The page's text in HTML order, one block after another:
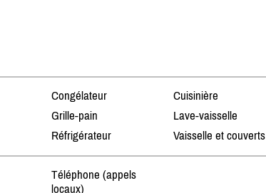
Congélateur
Cuisinière
Grille-pain
Lave-vaisselle
Réfrigérateur Vaisselle et couverts
Téléphone (appels
locaux)